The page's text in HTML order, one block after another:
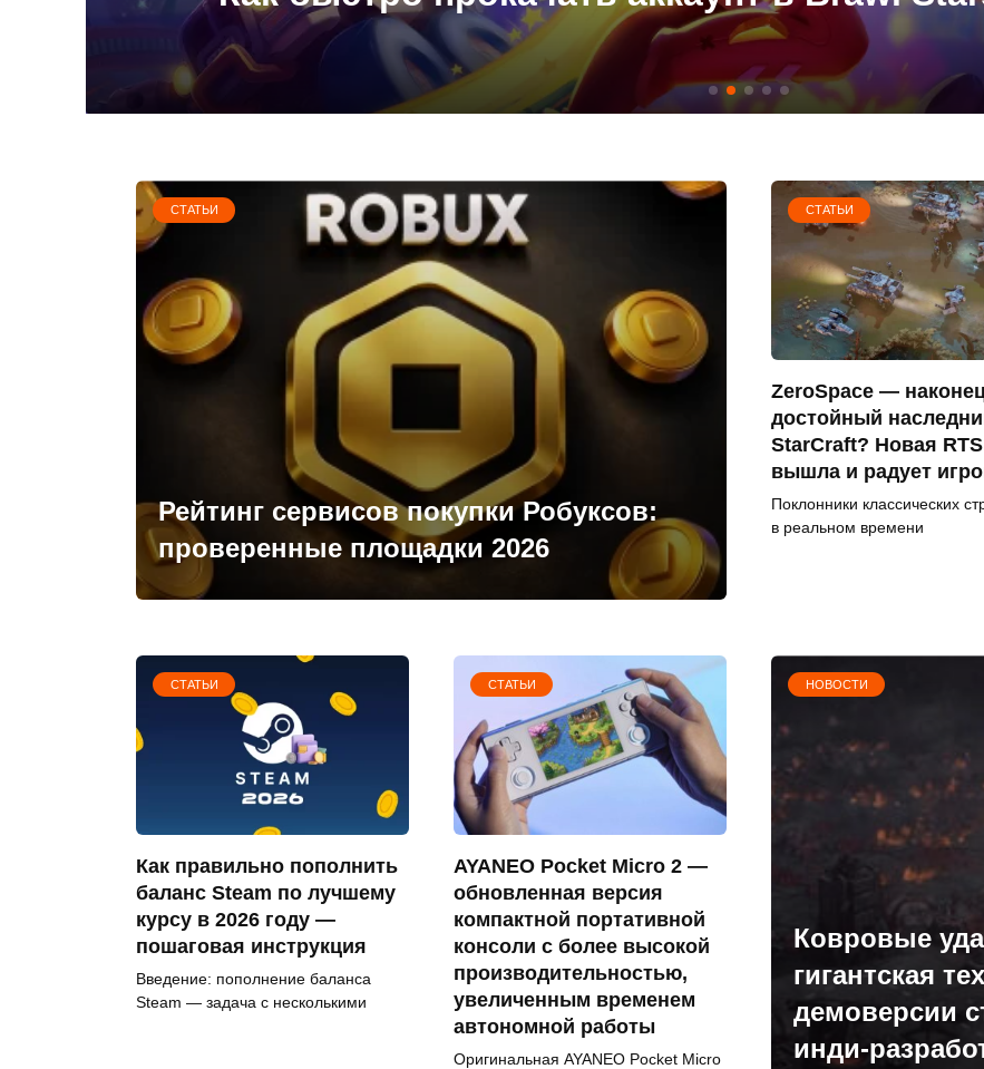
СТАТЬИ
Рейтинг сервисов покупки Робуксов:
проверенные площадки 2026
СТАТЬИ
ZeroSpace —
достойный
StarCraft? Новая
вышла и радует
Поклонники классических
в реальном времени
СТАТЬИ
Как правильно пополнить
баланс Steam по лучшему
курсу в 2026 году —
пошаговая инструкция
Введение: пополнение баланса
Steam — задача с несколькими
СТАТЬИ
AYANEO Pocket Micro 2 —
обновленная версия
компактной портативной
консоли с более высокой
производительностью,
увеличенным временем
автономной работы
Оригинальная AYANEO Pocket Micro
НОВОСТИ
Ковровые
гигантская
демоверсии
инди-